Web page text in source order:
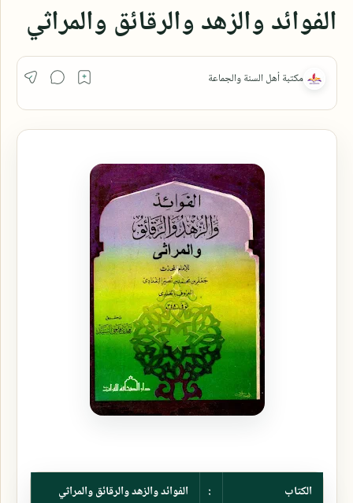
الفوائد والزهد والرقائق والمراثي
الكتاب : الفوائد والزهد والرقائق والمراثي